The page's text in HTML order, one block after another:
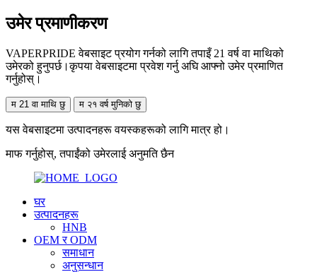
उमेर प्रमाणीकरण
VAPERPRIDE वेबसाइट प्रयोग गर्नको लागि तपाइँ 21 वर्ष वा माथिको
उमेरको हुनुपर्छ।कृपया वेबसाइटमा प्रवेश गर्नु अघि आफ्नो उमेर प्रमाणित
गर्नुहोस्।
म 21 वा माथि छु म २१ वर्ष मुनिको छु
यस वेबसाइटमा उत्पादनहरू वयस्कहरूको लागि मात्र हो।
माफ गर्नुहोस्, तपाईंको उमेरलाई अनुमति छैन
घर
उत्पादनहरू
HNB
OEM र ODM
समाधान
अनुसन्धान